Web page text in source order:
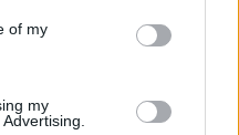
of my
my
| Esim for Spain|Esim
|Esim for Greece|